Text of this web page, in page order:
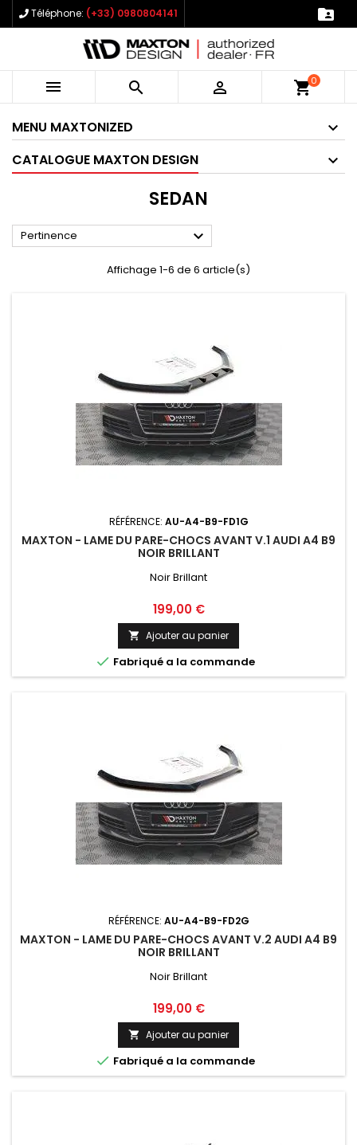
Téléphone: (+33) 0980804141 
   shopping_cart0
MENU MAXTONIZED
CATALOGUE MAXTON DESIGN
SEDAN
Pertinence 
Affichage 1-6 de 6 article(s)
RÉFÉRENCE: AU-A4-B9-FD1G
MAXTON - LAME DU PARE-CHOCS AVANT V.1 AUDI A4 B9
NOIR BRILLANT
Noir Brillant
Prix
199,00 €
 Ajouter au panier
 Fabriqué a la commande
RÉFÉRENCE: AU-A4-B9-FD2G
MAXTON - LAME DU PARE-CHOCS AVANT V.2 AUDI A4 B9
NOIR BRILLANT
Noir Brillant
Prix
199,00 €
 Ajouter au panier
 Fabriqué a la commande